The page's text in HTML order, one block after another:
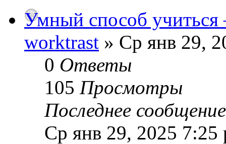
Умный способ учиться
worktrast » Ср янв 29,
0 Ответы
105 Просмотры
Последнее
Ср янв 29, 2025 7:25